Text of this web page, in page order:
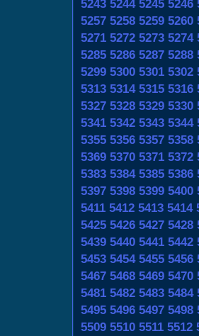
5243 5244 5245 5246
5257 5258 5259 5260
5271 5272 5273 5274
5285 5286 5287 5288
5299 5300 5301 5302
5313 5314 5315 5316
5327 5328 5329 5330
5341 5342 5343 5344
5355 5356 5357 5358
5369 5370 5371 5372
5383 5384 5385 5386
5397 5398 5399 5400
5411 5412 5413 5414
5425 5426 5427 5428
5439 5440 5441 5442
5453 5454 5455 5456
5467 5468 5469 5470
5481 5482 5483 5484
5495 5496 5497 5498
5509 5510 5511 5512